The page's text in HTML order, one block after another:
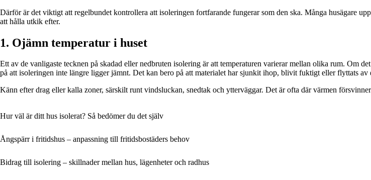
Därför är det viktigt att regelbundet kontrollera att isoleringen fortfarande fungerar som den ska. Många husägare
att hålla utkik efter.
1. Ojämn temperatur i huset
Ett av de vanligaste tecknen på skadad eller nedbruten isolering är att temperaturen varierar mellan olika rum. Om
på att isoleringen inte längre ligger jämnt. Det kan bero på att materialet har sjunkit ihop, blivit fuktigt eller flyttats av
Känn efter drag eller kalla zoner, särskilt runt vindsluckan, snedtak och ytterväggar. Det är ofta där värmen
Hur väl är ditt hus isolerat? Så bedömer du det själv
Ångspärr i fritidshus – anpassning till fritidsbostäders behov
Bidrag till isolering – skillnader mellan hus, lägenheter och radhus